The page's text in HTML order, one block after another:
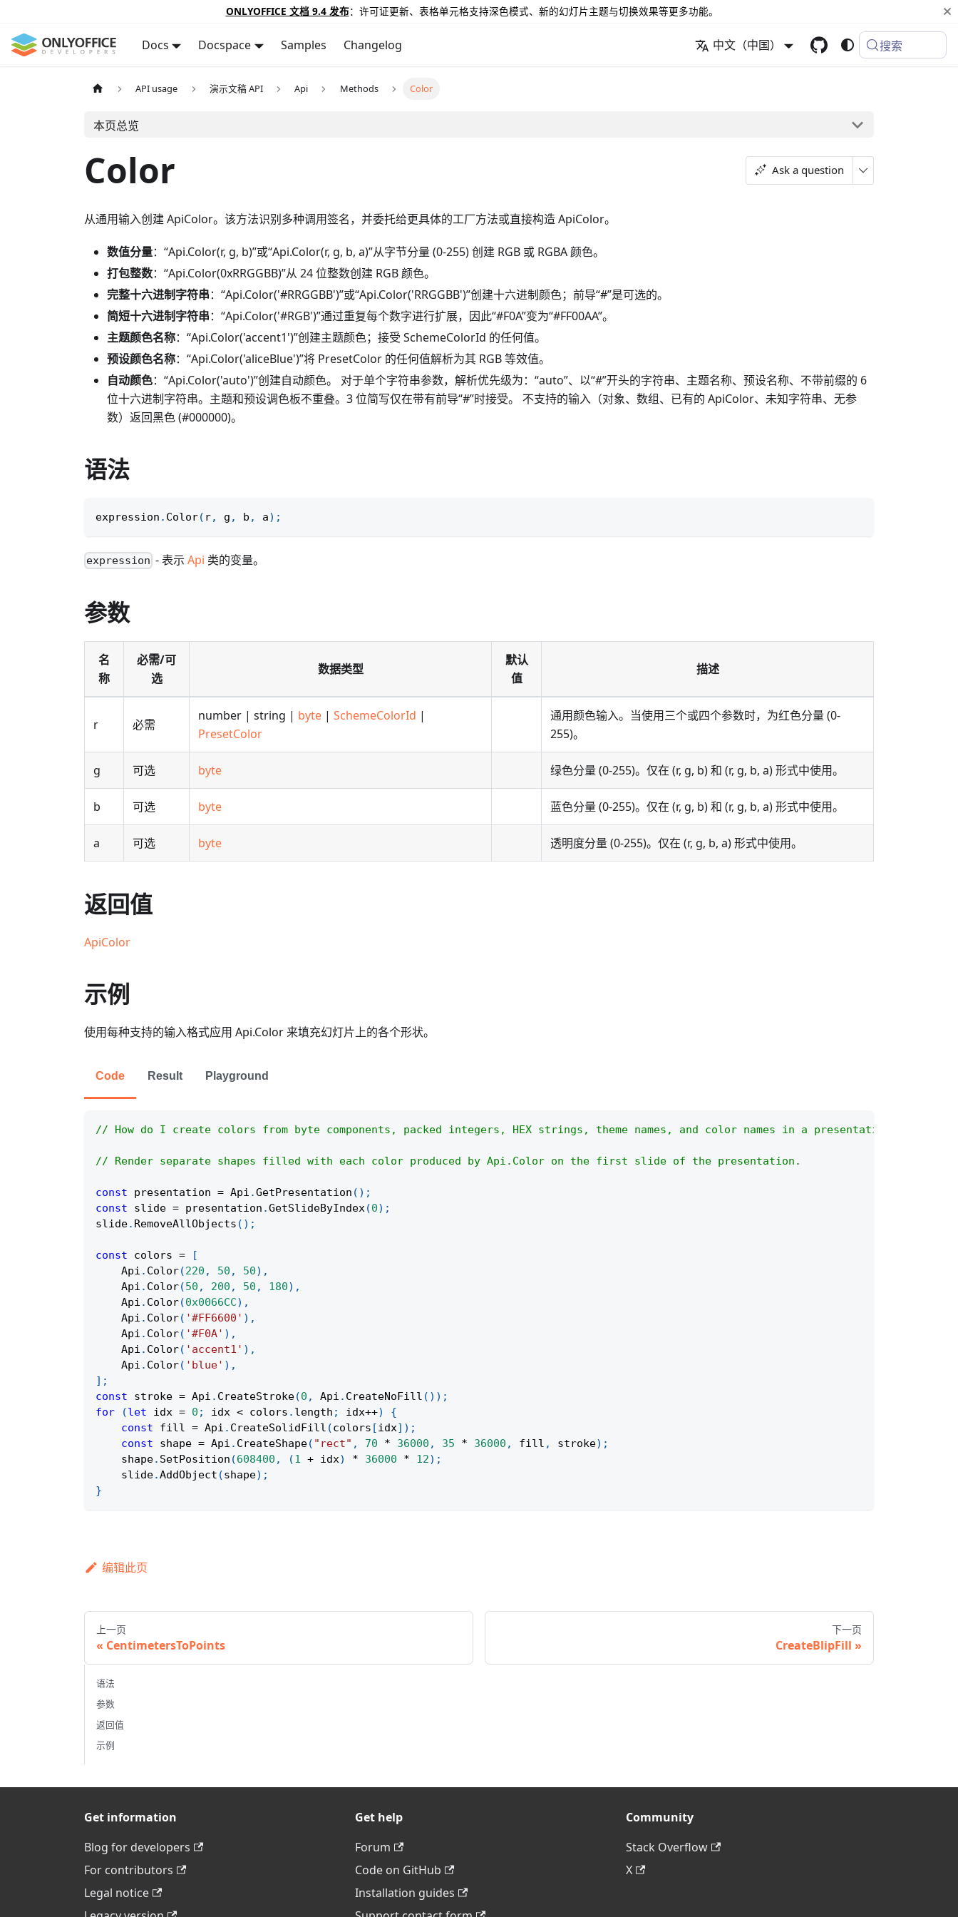
ONLYOFFICE 文档 9.4 发布：许可证更新、表格单元格支持深色模式、新的幻灯片主题与切换效果等更多功能。
Docs Docspace Samples Changelog 中文（中国） 搜索
API usage 演示文稿 API Api Methods Color
本页总览
Color Ask a question
从通用输入创建 ApiColor。该方法识别多种调用签名，并委托给更具体的工厂方法或直接构造 ApiColor。
数值分量：“Api.Color(r, g, b)”或“Api.Color(r, g, b, a)”从字节分量 (0-255) 创建 RGB 或 RGBA 颜色。
打包整数：“Api.Color(0xRRGGBB)”从 24 位整数创建 RGB 颜色。
完整十六进制字符串：“Api.Color('#RRGGBB')”或“Api.Color('RRGGBB')”创建十六进制颜色；前导“#”是可选的。
简短十六进制字符串：“Api.Color('#RGB')”通过重复每个数字进行扩展，因此“#F0A”变为“#FF00AA”。
主题颜色名称：“Api.Color('accent1')”创建主题颜色；接受 SchemeColorId 的任何值。
预设颜色名称：“Api.Color('aliceBlue')”将 PresetColor 的任何值解析为其 RGB 等效值。
自动颜色：“Api.Color('auto')”创建自动颜色。 对于单个字符串参数，解析优先级为：“auto”、以“#”开头的字符串、主题名称、预设名称、不带前缀的 6
位十六进制字符串。主题和预设调色板不重叠。3 位简写仅在带有前导“#”时接受。 不支持的输入（对象、数组、已有的 ApiColor、未知字符串、无参
数）返回黑色 (#000000)。
语法
expression . Color( r, g , b , a) ;
expression - 表示Api 类的变量。
参数
名
称
必需/可
选
数据类型
默认
值
描述
r 必需
number | string | byte | SchemeColorId |
PresetColor
通用颜色输入。当使用三个或四个参数时，为红色分量 (0-
255)。
g 可选 byte 绿色分量 (0-255)。仅在 (r, g, b) 和 (r, g, b, a) 形式中使用。
b 可选 byte 蓝色分量 (0-255)。仅在 (r, g, b) 和 (r, g, b, a) 形式中使用。
a 可选 byte 透明度分量 (0-255)。仅在 (r, g, b, a) 形式中使用。
返回值
ApiColor
示例
使用每种支持的输入格式应用 Api.Color 来填充幻灯片上的各个形状。
Code Result Playground
// How do I create colors from byte components, packed integers, HEX strings, theme names, and color names in a presentation?
// Render separate shapes filled with each color produced by Api.Color on the first slide of the presentation.
const presentation = Api .GetPresentation ( ) ;
const slide = presentation .GetSlideByIndex(0) ;
slide. RemoveAllObjects ( ) ;
const colors =
[
Api . Color(220 , 50 , 50) ,
Api . Color(50 , 200 , 50 , 180) ,
Api . Color(0x0066CC) ,
Api . Color( '#FF6600' ) ,
Api . Color( '#F0A' ) ,
Api . Color( 'accent1' ) ,
Api . Color( 'blue' ) ,
] ;
const stroke = Api . CreateStroke(0 , Api . CreateNoFill ( ) ) ;
for
(let idx = 0 ; idx < colors . length ; idx++)
{
const fill = Api . CreateSolidFill (colors [idx] ) ;
const shape = Api . CreateShape( "rect" , 70 * 36000 , 35 * 36000 , fill , stroke) ;
    shape
. SetPosition (608400 , (1 + idx) * 36000 * 12) ;
    slide
.AddObject (shape) ;
}
编辑此页
上一页
CentimetersToPoints
下一页
CreateBlipFill
语法
参数
返回值
示例
Get information
Blog for developers
For contributors
Legal notice
Get help
Forum
Code on GitHub
Installation guides
Community
Stack Overflow
X